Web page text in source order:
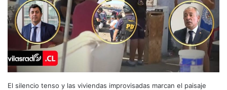
El silencio tenso y las viviendas improvisadas marcan el paisaje